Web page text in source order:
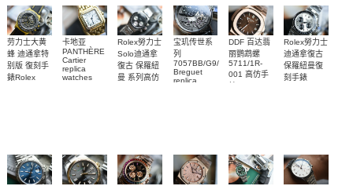
劳力士大黄
蜂 迪通拿特
别版 復刻手
錶Rolex
卡地亚
PANTHÈRE
Cartier
replica
watches
Rolex勞力士
Solo迪通拿
復古 保羅紐
曼 系列高仿
宝玑传世系
列
7057BB/G9/9W6
Breguet
replica
DDF 百达翡
丽鹦鹉螺
5711/1R-
001 高仿手
Rolex勞力士
迪通拿復古
保羅紐曼復
刻手錶